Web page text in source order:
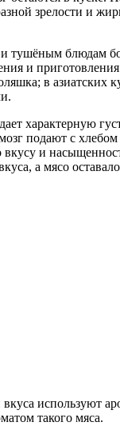
зрелости и
и тушёным
и
в азиатских
характерную
подают с
и
а мясо
используют
такого мяса.